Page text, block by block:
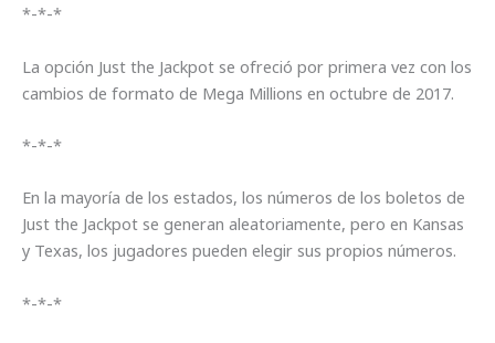
*-*-*
La opción Just the Jackpot se ofreció por primera vez con los
cambios de formato de Mega Millions en octubre de 2017.
*-*-*
En la mayoría de los estados, los números de los boletos de
Just the Jackpot se generan aleatoriamente, pero en Kansas
y Texas, los jugadores pueden elegir sus propios números.
*-*-*